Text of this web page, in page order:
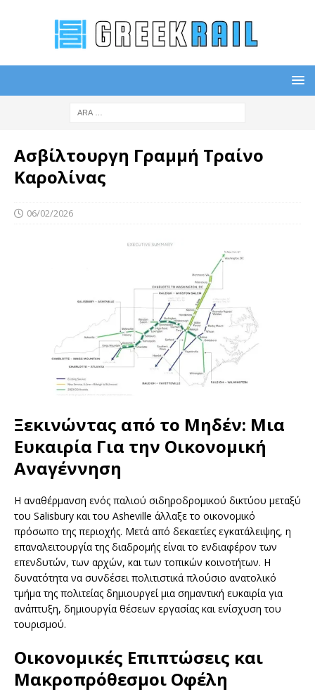
Ασβίλτουργη Γραμμή Τραίνο
Καρολίνας
06/02/2026
Ξεκινώντας από το Μηδέν: Μια
Ευκαιρία Για την Οικονομική
Αναγέννηση
Η αναθέρμανση ενός παλιού σιδηροδρομικού δικτύου μεταξύ
του Salisbury και του Asheville άλλαξε το οικονομικό
πρόσωπο της περιοχής. Μετά από δεκαετίες εγκατάλειψης, η
επαναλειτουργία της διαδρομής είναι το ενδιαφέρον των
επενδυτών, των αρχών, και των τοπικών κοινοτήτων. Η
δυνατότητα να συνδέσει πολιτιστικά πλούσιο ανατολικό
τμήμα της πολιτείας δημιουργεί μια σημαντική ευκαιρία για
ανάπτυξη, δημιουργία θέσεων εργασίας και ενίσχυση του
τουρισμού.
Οικονομικές Επιπτώσεις και
Μακροπρόθεσμοι Οφέλη